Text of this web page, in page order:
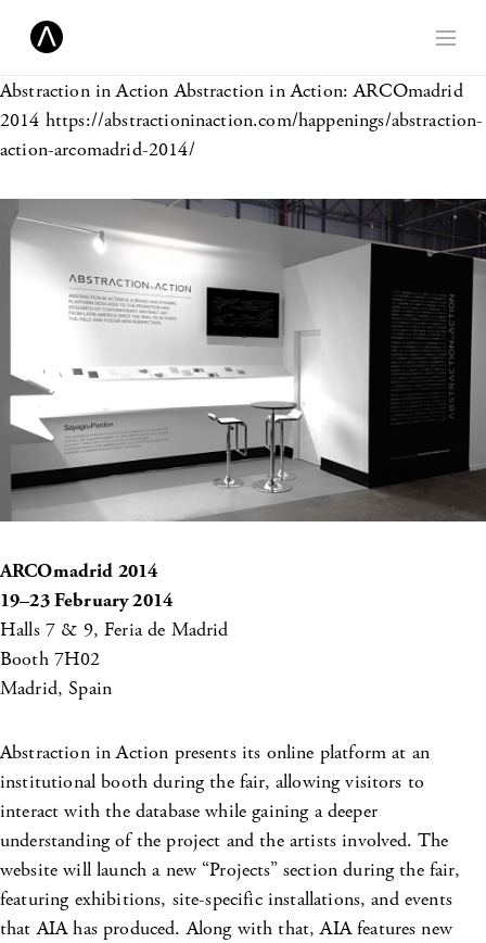
Abstraction in ActionAbstraction in Action: ARCOmadrid
2014 https://abstractioninaction.com/happenings/abstraction-
action-arcomadrid-2014/
ARCOmadrid 2014
19–23 February 2014
Halls 7 & 9, Feria de Madrid
Booth 7H02
Madrid, Spain
Abstraction in Action presents its online platform at an
institutional booth during the fair, allowing visitors to
interact with the database while gaining a deeper
understanding of the project and the artists involved. The
website will launch a new “Projects” section during the fair,
featuring exhibitions, site-specific installations, and events
that AIA has produced. Along with that, AIA features new